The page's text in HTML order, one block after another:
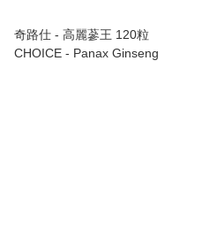
奇路仕 - 高麗蔘王 120粒
CHOICE - Panax Ginseng